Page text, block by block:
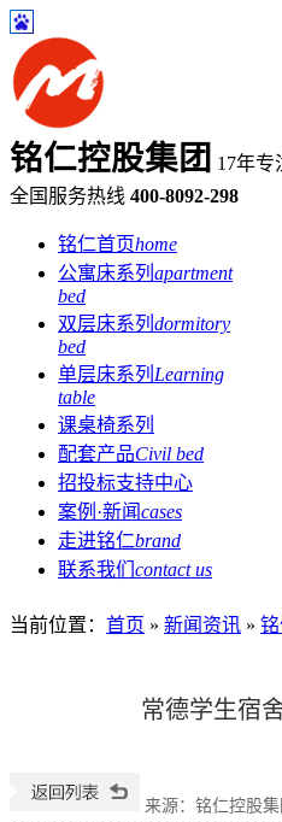
铭仁控股集团 17年专
全国服务热线 400-8092-298
铭仁首页home
公寓床系列 apartment
bed
双层床系列 dormitory
bed
单层床系列 Learning
table
课桌椅系列
配套产品Civil bed
招投标支持中心
案例·新闻cases
走进铭仁brand
联系我们 contact us
当前位置 ： 首页 » 新闻资讯 »
常德学生宿
来源：铭仁控股集